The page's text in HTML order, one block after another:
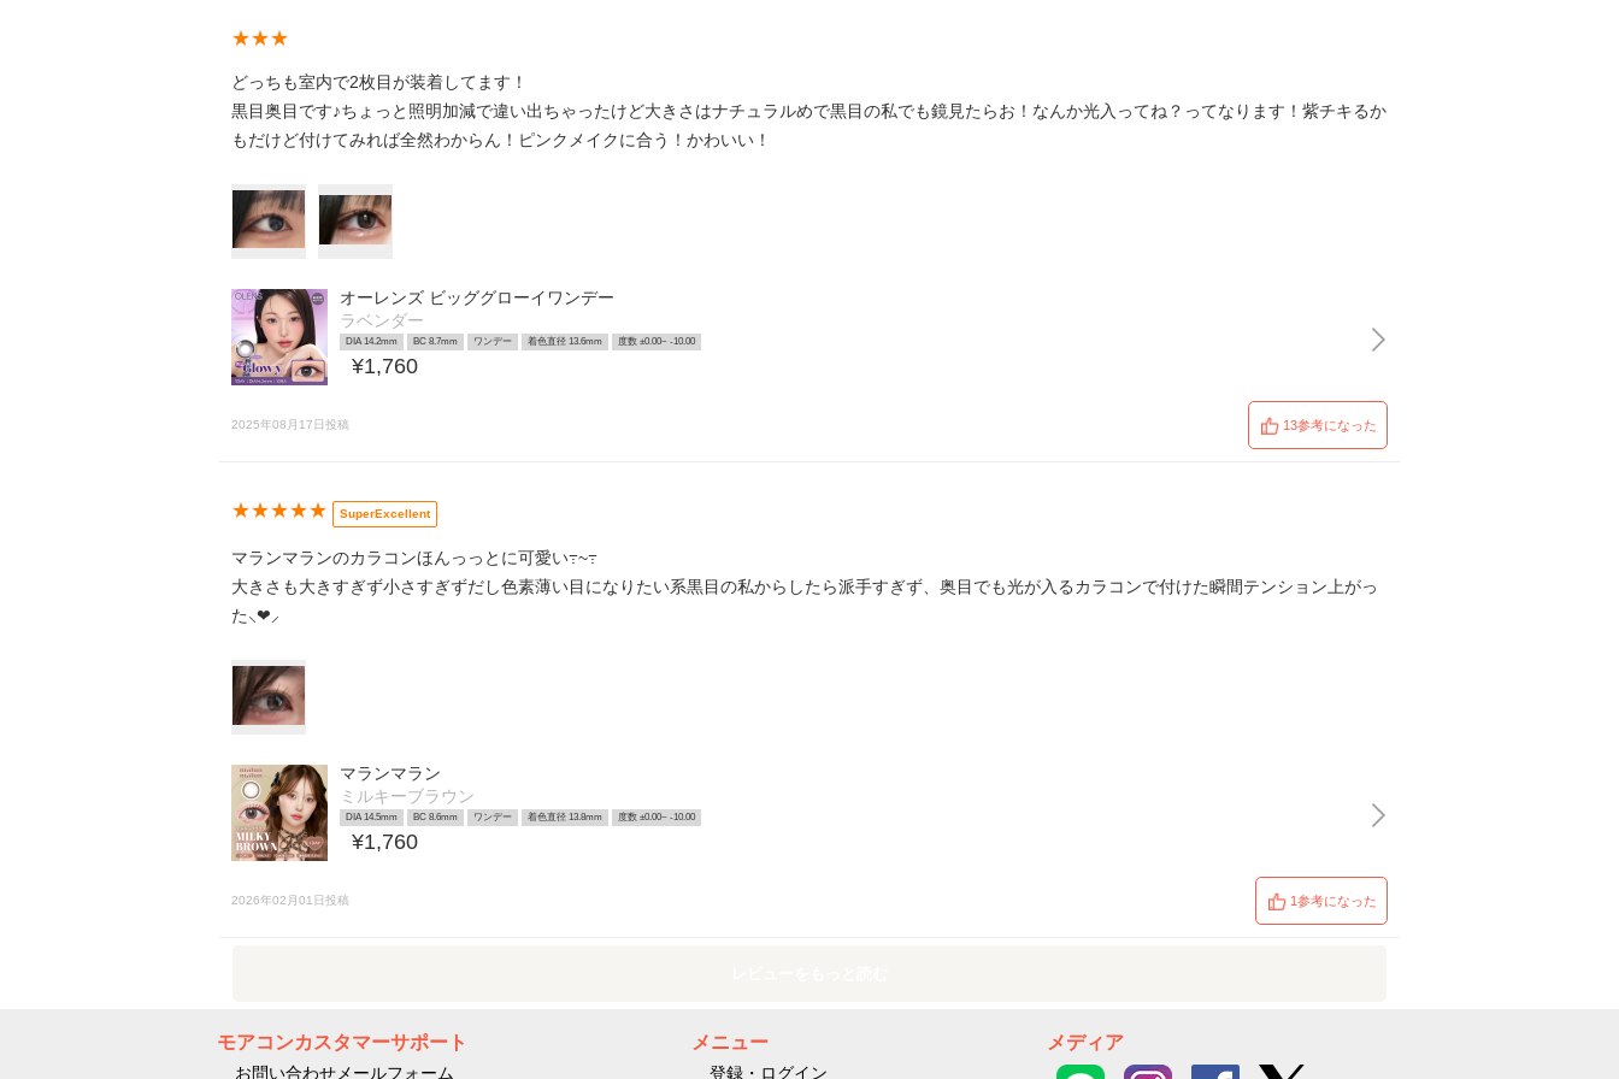
★★★
どっちも室内で2枚目が装着してます！
黒目奥目です♪ちょっと照明加減で違い出ちゃったけど大きさはナチュラルめで黒目の私でも鏡見たらお！なんか光入ってね？ってなります！紫チキるか
もだけど付けてみれば全然わからん！ピンクメイクに合う！かわいい！
オーレンズ ビッググローイワンデー
ラベンダー
DIA 14.2mm BC 8.7mm ワンデー 着色直径 13.6mm 度数 ±0.00~ -10.00
¥1,760
2025年08月17日投稿 13参考になった
★★★★★ SuperExcellent
マランマランのカラコンほんっっとに可愛い߹~߹
大きさも大きすぎず小さすぎずだし色素薄い目になりたい系黒目の私からしたら派手すぎず、奥目でも光が入るカラコンで付けた瞬間テンション上がっ
た⸜❤︎⸝‍
マランマラン
ミルキーブラウン
DIA 14.5mm BC 8.6mm ワンデー 着色直径 13.8mm 度数 ±0.00~ -10.00
¥1,760
2026年02月01日投稿 1参考になった
モアコンカスタマーサポート
お問い合わせメールフォーム
メニュー
登録・ログイン
メディア